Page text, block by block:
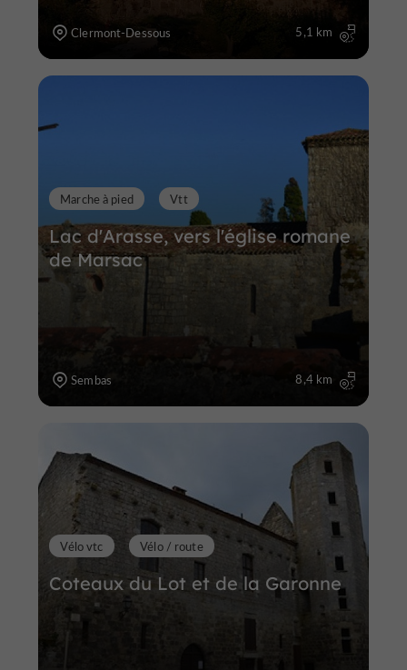
Clermont-Dessous 5,1 km
Lac d'Arasse, vers l'église romane
de Marsac
Marche à pied Vtt
Sembas 8,4 km
Coteaux du Lot et de la Garonne
Vélo vtc Vélo / route